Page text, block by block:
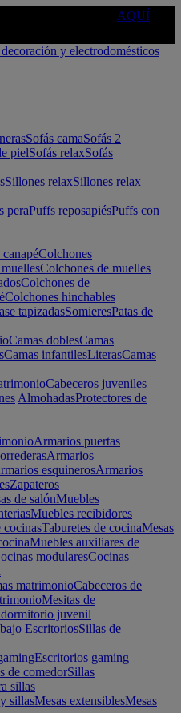
AQUÍ
Sofás camaSofás 2
pielSofás relaxSofás
Sillones relaxSillones relax
peraPuffs reposapiésPuffs con
Colchones
Colchones de muelles
Colchones de
Colchones hinchables
tapizadasSomieresPatas de
Camas doblesCamas
Camas infantilesLiterasCamas
Cabeceros juveniles
AlmohadasProtectores de
Armarios puertas
Armarios
esquinerosArmarios
Zapateros
de salónMuebles
Muebles recibidores
cocinasTaburetes de cocinaMesas
Muebles auxiliares de
modularesCocinas
matrimonioCabeceros de
Mesitas de
juvenil
EscritoriosSillas de
Escritorios gaming
de comedorSillas
sillas
sillasMesas extensiblesMesas